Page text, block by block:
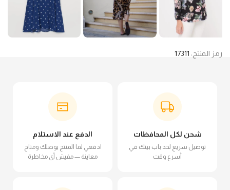
رمز المنتج: 17311
شحن لكل المحافظات
توصيل سريع لحد باب بيتك في
أسرع وقت
الدفع عند الاستلام
ادفعي لما المنتج يوصلك ومتاح
معاينة — مفيش أي مخاطرة